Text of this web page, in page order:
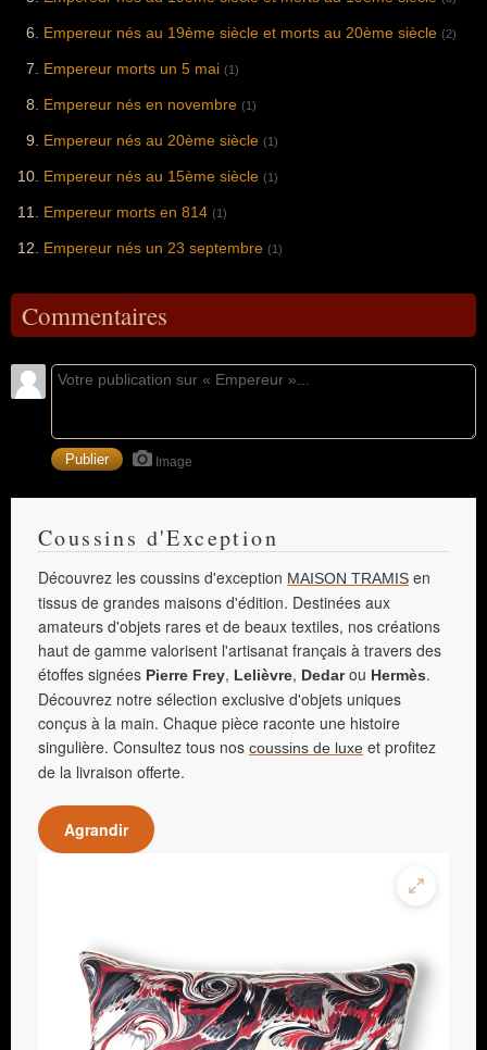
Empereur nés au 19ème siècle et morts au 20ème siècle (2)
Empereur morts un 5 mai (1)
Empereur nés en novembre (1)
Empereur nés au 20ème siècle (1)
Empereur nés au 15ème siècle (1)
Empereur morts en 814 (1)
Empereur nés un 23 septembre (1)
Commentaires
Image
Coussins d'Exception
Découvrez les coussins d'exception MAISON TRAMIS en
tissus de grandes maisons d'édition. Destinées aux
amateurs d'objets rares et de beaux textiles, nos créations
haut de gamme valorisent l'artisanat français à travers des
étoffes signées Pierre Frey, Lelièvre, Dedarou Hermès.
Découvrez notre sélection exclusive d'objets uniques
conçus à la main. Chaque pièce raconte une histoire
singulière. Consultez tous nos coussins de luxe et profitez
de la livraison offerte.
Agrandir